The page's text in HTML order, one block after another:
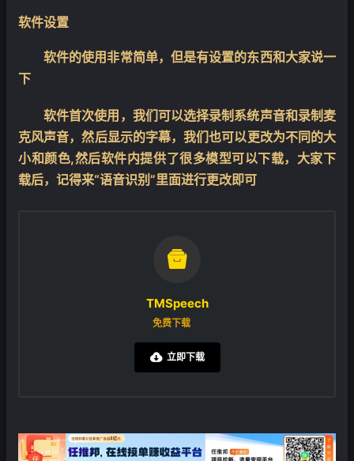
软件设置
软件的使用非常简单，但是有设置的东西和大家说一
下
软件首次使用，我们可以选择录制系统声音和录制麦
克风声音，然后显示的字幕，我们也可以更改为不同的大
小和颜色,然后软件内提供了很多模型可以下载，大家下
载后，记得来“语音识别”里面进行更改即可

TMSpeech
免费下载
立即下载